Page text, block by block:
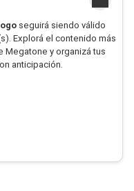
seguirá siendo válido
Explorá el contenido más
Megatone y organizá tus
anticipación.